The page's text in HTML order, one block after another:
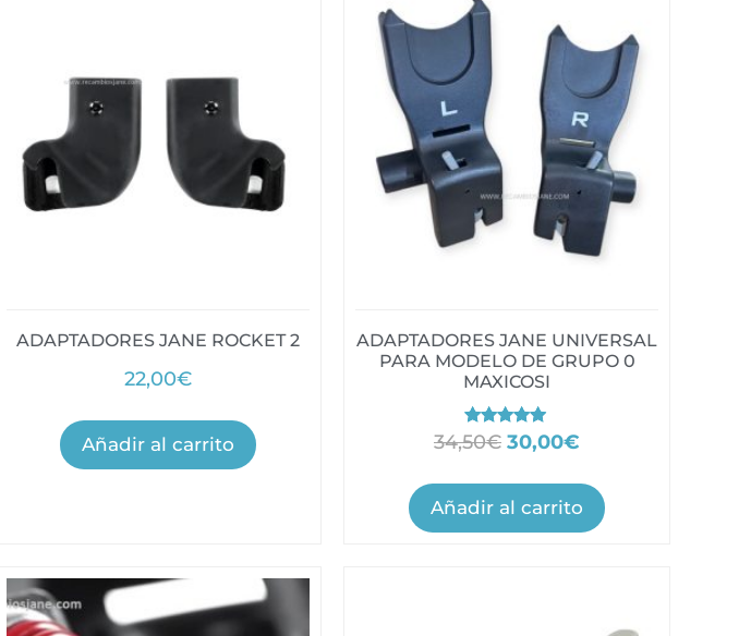
ADAPTADORES JANE ROCKET 2
22,00€
Añadir al carrito
ADAPTADORES JANE UNIVERSAL
PARA MODELO DE GRUPO 0
MAXICOSI
Valorado
con
de 5
34,50€ 30,00€
Añadir al carrito